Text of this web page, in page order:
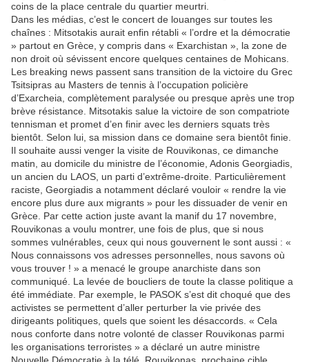
coins de la place centrale du quartier meurtri.
Dans les médias, c’est le concert de louanges sur toutes les
chaînes : Mitsotakis aurait enfin rétabli « l’ordre et la démocratie
» partout en Grèce, y compris dans « Exarchistan », la zone de
non droit où sévissent encore quelques centaines de Mohicans.
Les breaking news passent sans transition de la victoire du Grec
Tsitsipras au Masters de tennis à l’occupation policière
d’Exarcheia, complètement paralysée ou presque après une trop
brève résistance. Mitsotakis salue la victoire de son compatriote
tennisman et promet d’en finir avec les derniers squats très
bientôt. Selon lui, sa mission dans ce domaine sera bientôt finie.
Il souhaite aussi venger la visite de Rouvikonas, ce dimanche
matin, au domicile du ministre de l’économie, Adonis Georgiadis,
un ancien du LAOS, un parti d’extrême-droite. Particulièrement
raciste, Georgiadis a notamment déclaré vouloir « rendre la vie
encore plus dure aux migrants » pour les dissuader de venir en
Grèce. Par cette action juste avant la manif du 17 novembre,
Rouvikonas a voulu montrer, une fois de plus, que si nous
sommes vulnérables, ceux qui nous gouvernent le sont aussi : «
Nous connaissons vos adresses personnelles, nous savons où
vous trouver ! » a menacé le groupe anarchiste dans son
communiqué. La levée de boucliers de toute la classe politique a
été immédiate. Par exemple, le PASOK s’est dit choqué que des
activistes se permettent d’aller perturber la vie privée des
dirigeants politiques, quels que soient les désaccords. « Cela
nous conforte dans notre volonté de classer Rouvikonas parmi
les organisations terroristes » a déclaré un autre ministre